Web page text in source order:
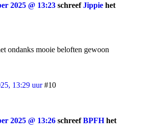
2025 @ 13:23 schreefJippie het
ondanks mooie beloften gewoon
13:29 uur #10
2025 @ 13:26 schreefBPFHhet